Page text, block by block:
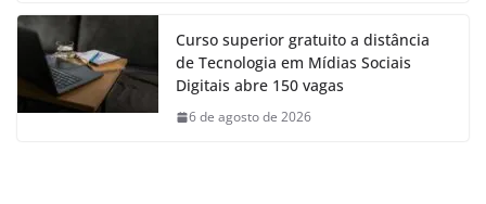
Curso superior gratuito a distância
de Tecnologia em Mídias Sociais
Digitais abre 150 vagas
6 de agosto de 2026